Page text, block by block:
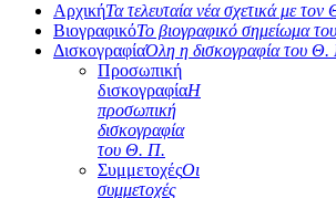
ΑρχικήΤα τελευταία νέα σχετικά με
ΒιογραφικόΤο βιογραφικό σημείωμα
ΔισκογραφίαΌλη η δισκογραφία του
Προσωπική
δισκογραφίαΗ
προσωπική
δισκογραφία
του Θ. Π.
ΣυμμετοχέςΟι
συμμετοχές